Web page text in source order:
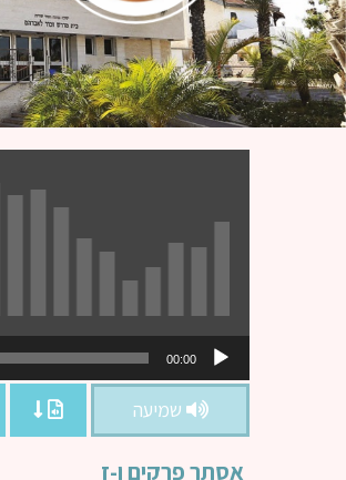
אודיו
00:00
שמיעה
אסתר פרקים ו-ז